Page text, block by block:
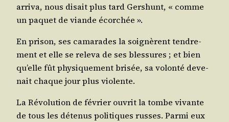
arri­va, nous disait plus tard Ger­shunt, « comme
un paquet de viande écorchée ».
En pri­son, ses cama­rades la soi­gnèrent ten­dre­
ment et elle se rele­va de ses bles­sures ; et bien
qu’elle fût phy­si­que­ment bri­sée, sa volon­té deve­
nait chaque jour plus violente.
La Révo­lu­tion de février ouvrit la tombe vivante
de tous les déte­nus poli­tiques russes. Par­mi eux